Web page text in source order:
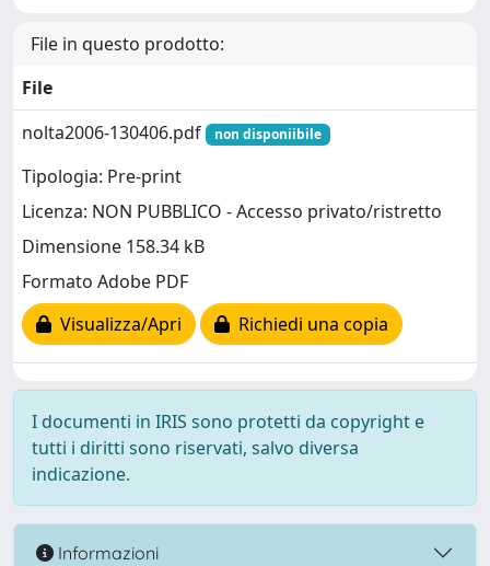
File in questo prodotto:
File
nolta2006-130406.pdf
non disponiibile
Tipologia: Pre-print
Licenza: NON PUBBLICO - Accesso privato/ristretto
Dimensione 158.34 kB
Formato Adobe PDF
Visualizza/Apri
Richiedi una copia
I documenti in IRIS sono protetti da copyright e
tutti i diritti sono riservati, salvo diversa
indicazione.
Informazioni